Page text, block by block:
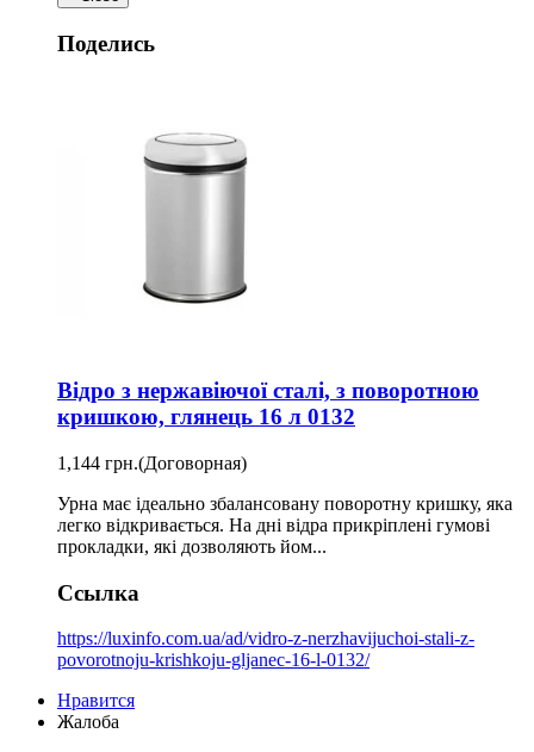
Поделись
Відро з нержавіючої сталі, з поворотною
кришкою, глянець 16 л 0132
1,144 грн.(Договорная)
Урна має ідеально збалансовану поворотну кришку, яка
легко відкривається. На дні відра прикріплені гумові
прокладки, які дозволяють йом...
Ссылка
https://luxinfo.com.ua/ad/vidro-z-nerzhavijuchoi-stali-z-
povorotnoju-krishkoju-gljanec-16-l-0132/
Нравится
Жалоба